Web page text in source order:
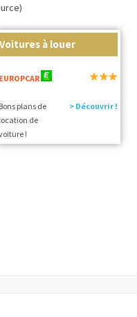
Voitures à louer
EUROPCAR
Bons plans de
location de
!
> Découvrir !